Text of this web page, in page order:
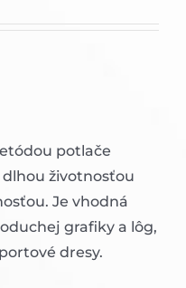
potlače
životnosťou
Je vhodná
grafiky a lôg,
dresy.